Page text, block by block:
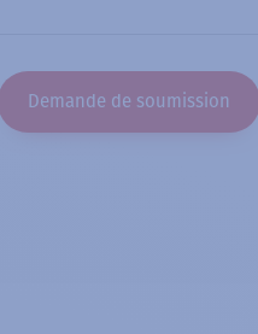
Demande de soumission